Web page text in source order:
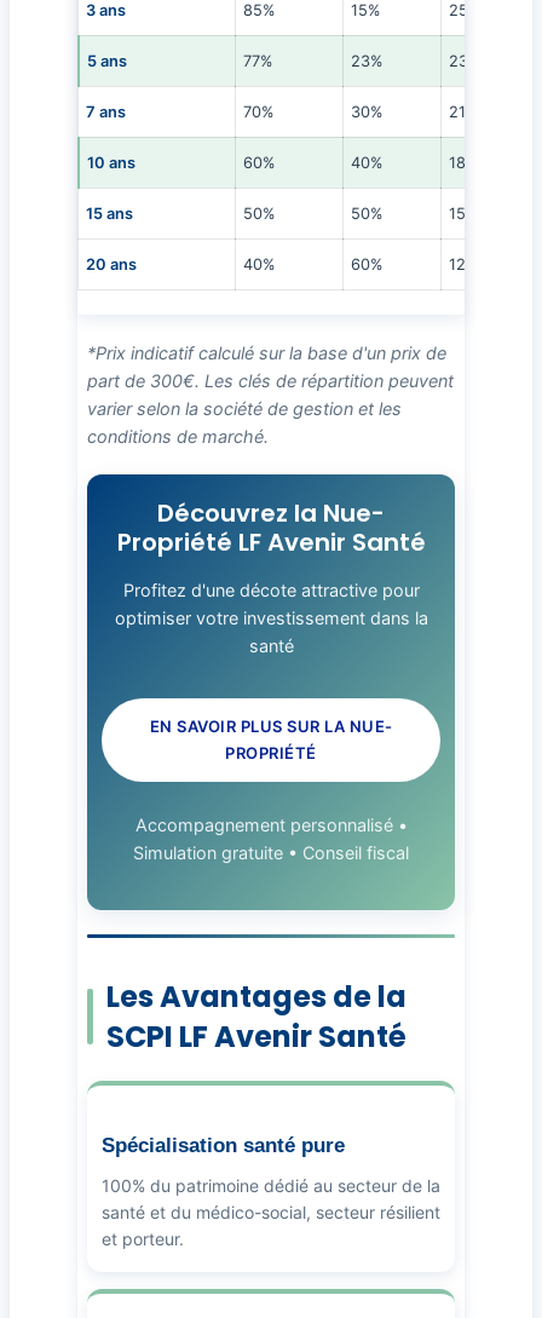
3 ans 85% 15% 255€
5 ans 77% 23% 231€
7 ans 70% 30% 210€
10 ans 60% 40% 180€
15 ans 50% 50% 150€
20 ans 40% 60% 120€
*Prix indicatif calculé sur la base d'un prix de
part de 300€. Les clés de répartition peuvent
varier selon la société de gestion et les
conditions de marché.
Découvrez la Nue-
Propriété LF Avenir Santé
Profitez d'une décote attractive pour
optimiser votre investissement dans la
santé
EN SAVOIR PLUS SUR LA NUE-
PROPRIÉTÉ
Accompagnement personnalisé •
Simulation gratuite • Conseil fiscal
Les Avantages de la
SCPI LF Avenir Santé
Spécialisation santé pure
100% du patrimoine dédié au secteur de la
santé et du médico-social, secteur résilient
et porteur.